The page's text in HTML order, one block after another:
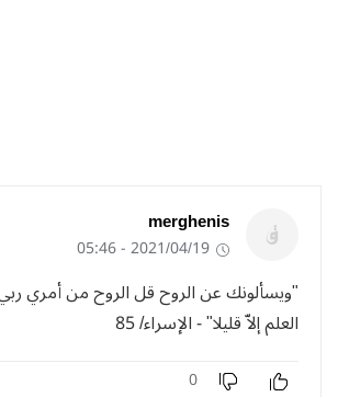
merghenis
2021/04/19 - 05:46
"ويسألونك عن الروح قل الروح من أمري
العلم إلاّ قليلا" - الإسراء/ 85
0